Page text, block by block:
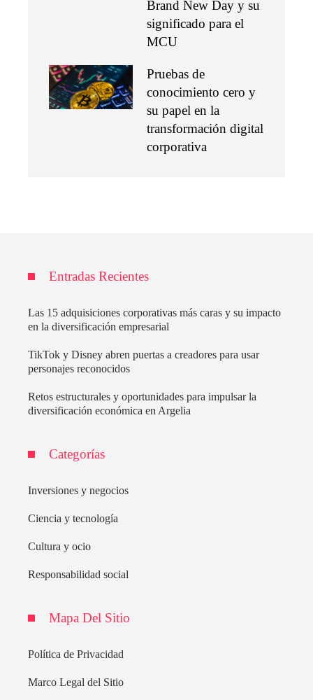
Brand New Day y su
significado para el
MCU
Pruebas de
conocimiento cero y
su papel en la
transformación digital
corporativa
Entradas Recientes
Las 15 adquisiciones corporativas más caras y su impacto
en la diversificación empresarial
TikTok y Disney abren puertas a creadores para usar
personajes reconocidos
Retos estructurales y oportunidades para impulsar la
diversificación económica en Argelia
Categorías
Inversiones y negocios
Ciencia y tecnología
Cultura y ocio
Responsabilidad social
Mapa Del Sitio
Política de Privacidad
Marco Legal del Sitio